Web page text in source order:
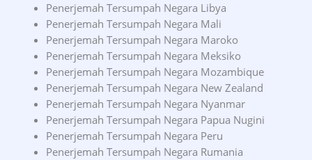
Penerjemah Tersumpah Negara Libya
Penerjemah Tersumpah Negara Mali
Penerjemah Tersumpah Negara Maroko
Penerjemah Tersumpah Negara Meksiko
Penerjemah Tersumpah Negara Mozambique
Penerjemah Tersumpah Negara New Zealand
Penerjemah Tersumpah Negara Nyanmar
Penerjemah Tersumpah Negara Papua Nugini
Penerjemah Tersumpah Negara Peru
Penerjemah Tersumpah Negara Rumania